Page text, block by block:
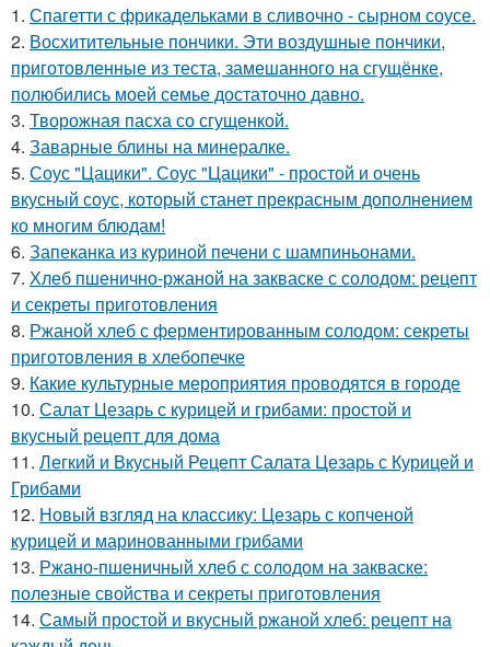
1. Спагетти с фрикадельками в сливочно - сырном соусе.
2. Восхитительные пончики. Эти воздушные пончики,
приготовленные из теста, замешанного на сгущёнке,
полюбились моей семье достаточно давно.
3. Творожная пасха со сгущенкой.
4. Заварные блины на минералке.
5. Соус "Цацики". Соус "Цацики" - простой и очень
вкусный соус, который станет прекрасным дополнением
ко многим блюдам!
6. Запеканка из куриной печени с шампиньонами.
7. Хлеб пшенично-ржаной на закваске с солодом: рецепт
и секреты приготовления
8. Ржаной хлеб с ферментированным солодом: секреты
приготовления в хлебопечке
9. Какие культурные мероприятия проводятся в городе
10. Салат Цезарь с курицей и грибами: простой и
вкусный рецепт для дома
11. Легкий и Вкусный Рецепт Салата Цезарь с Курицей и
Грибами
12. Новый взгляд на классику: Цезарь с копченой
курицей и маринованными грибами
13. Ржано-пшеничный хлеб с солодом на закваске:
полезные свойства и секреты приготовления
14. Самый простой и вкусный ржаной хлеб: рецепт на